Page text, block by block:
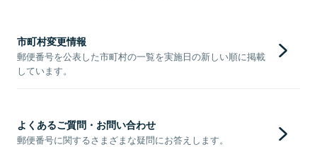
市町村変更情報
郵便番号を公表した市町村の一覧を実施日の新しい順に掲載
しています。
よくあるご質問・お問い合わせ
郵便番号に関するさまざまな疑問にお答えします。